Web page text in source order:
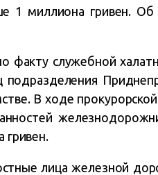
1 миллиона гривен. Об
факту служебной
подразделения
В ходе
гривен.
лица железной